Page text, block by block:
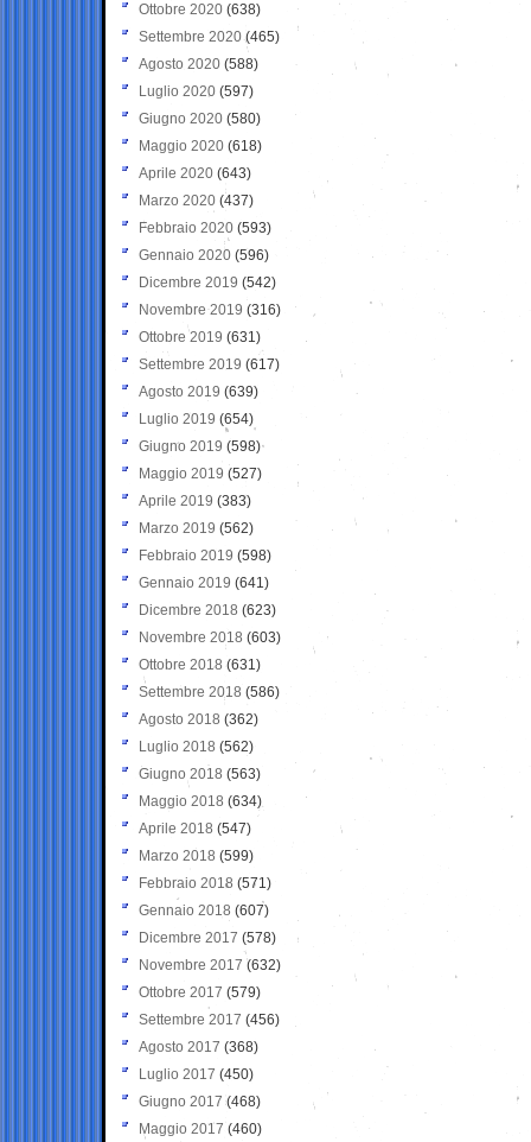
Ottobre 2020 (638)
Settembre 2020(465)
Agosto 2020 (588)
Luglio 2020 (597)
Giugno 2020 (580)
Maggio 2020 (618)
Aprile 2020 (643)
Marzo 2020 (437)
Febbraio 2020 (593)
Gennaio 2020 (596)
Dicembre 2019 (542)
Novembre 2019 (316)
Ottobre 2019 (631)
Settembre 2019 (617)
Agosto 2019 (639)
Luglio 2019 (654)
Giugno 2019 (598)
Maggio 2019 (527)
Aprile 2019 (383)
Marzo 2019 (562)
Febbraio 2019 (598)
Gennaio 2019 (641)
Dicembre 2018 (623)
Novembre 2018 (603)
Ottobre 2018 (631)
Settembre 2018 (586)
Agosto 2018 (362)
Luglio 2018 (562)
Giugno 2018 (563)
Maggio 2018 (634)
Aprile 2018 (547)
Marzo 2018 (599)
Febbraio 2018 (571)
Gennaio 2018 (607)
Dicembre 2017 (578)
Novembre 2017 (632)
Ottobre 2017 (579)
Settembre 2017 (456)
Agosto 2017 (368)
Luglio 2017 (450)
Giugno 2017 (468)
Maggio 2017 (460)